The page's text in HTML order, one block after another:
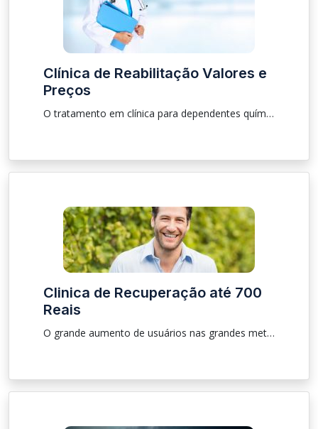
Clínica de Reabilitação Valores e
Preços
O tratamento em clínica para dependentes químicos e alcoólatras podem ter grande variação em seu preço e valores. O custo depende de uma variedade de coisas, como por exemplo, se o tratamento oferece algumas comodidades exclusivas com maior padrão de conforto, e o que o tratamento oferece, tanto quanto a desintoxicação quanto os serviços de reabilitação.
Clinica de Recuperação até 700
Reais
O grande aumento de usuários nas grandes metrópoles vem aumentando a cada dia,achar algo barato e com valores até 700 reais não é fácil por isso separamos as melhores informações sobre clínica involuntária até 700,00 reais para que as pessoas que estão procurando reabilitação e ajuda aos dependentes químicos e alcoólatras seja masculino ou feminino para que possam ter o atendimento necessário , levando o principio de avaliação de caso por caso para sua recuperação.